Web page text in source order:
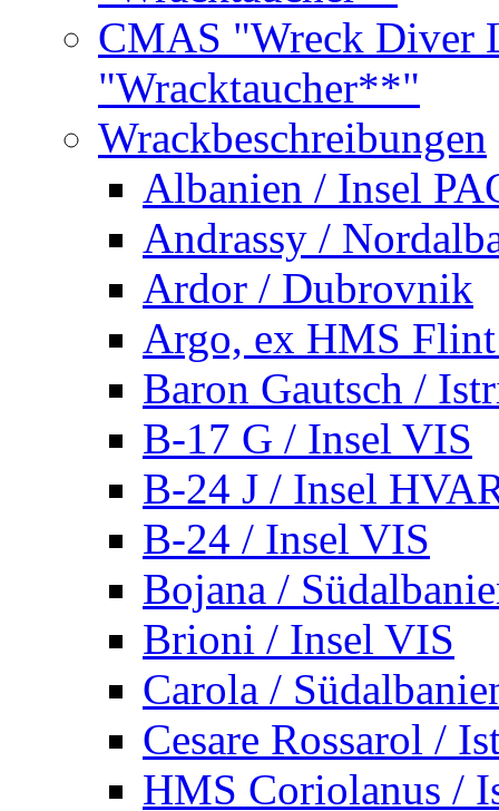
CMAS "Wreck Diver
"Wracktaucher**"
Wrackbeschreibungen
Albanien / Insel
Andrassy /
Ardor / Dubrovnik
Argo, ex HMS
Baron Gautsch /
B-17 G / Insel VIS
B-24 J / Insel
B-24 / Insel VIS
Bojana /
Brioni / Insel VIS
Carola /
Cesare Rossarol /
HMS Coriolanus /